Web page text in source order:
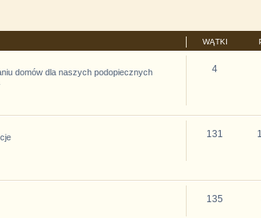
WĄTKI
domów dla naszych podopiecznych
4
131
135